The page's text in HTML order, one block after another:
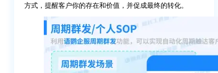
方式，提醒客户你的存在和价值，并促成最终的转化。